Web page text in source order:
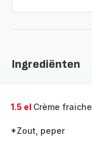
Ingrediënten
1.5 el Crème fraiche
*Zout, peper